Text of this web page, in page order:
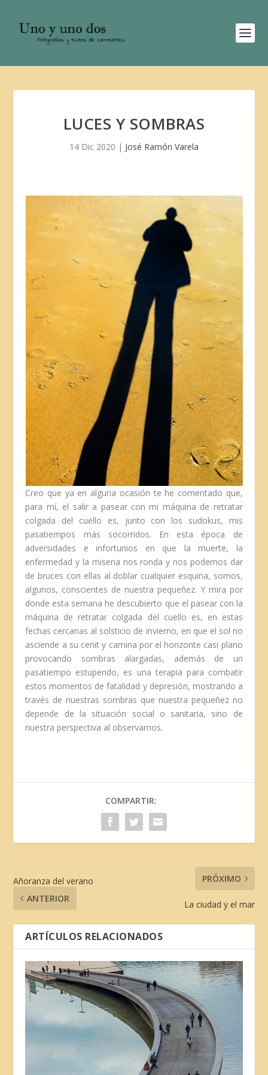
LUCES Y SOMBRAS
14 Dic 2020 | José Ramón Varela
Creo que ya en alguna ocasión te he comentado que,
para mí, el salir a pasear con mi máquina de retratar
colgada del cuello es, junto con los sudokus, mis
pasatiempos más socorridos. En esta época de
adversidades e infortunios en que la muerte, la
enfermedad y la miseria nos ronda y nos podemos dar
de bruces con ellas al doblar cualquier esquina, somos,
algunos, conscientes de nuestra pequeñez. Y mira por
donde esta semana he descubierto que el pasear con la
máquina de retratar colgada del cuello es, en estas
fechas cercanas al solsticio de invierno, en que el sol no
asciende a su cenit y camina por el horizonte casi plano
provocando sombras alargadas, además de un
pasatiempo estupendo, es una terapia para combatir
estos momentos de fatalidad y depresión, mostrando a
través de nuestras sombras que nuestra pequeñez no
depende de la situación social o sanitaria, sino de
nuestra perspectiva al observarnos.
COMPARTIR:
Añoranza del verano
ANTERIOR
PRÓXIMO
La ciudad y el mar
ARTÍCULOS RELACIONADOS